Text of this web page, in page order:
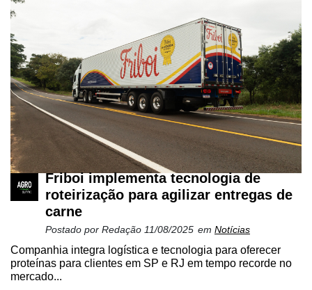
Friboi implementa tecnologia de
roteirização para agilizar entregas de
carne
Postado por Redação 11/08/2025 em Notícias
Companhia integra logística e tecnologia para oferecer
proteínas para clientes em SP e RJ em tempo recorde no
mercado...